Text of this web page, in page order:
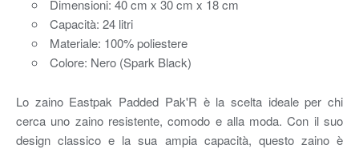
Dimensioni: 40 cm x 30 cm x 18 cm
Capacità: 24 litri
Materiale: 100% poliestere
Colore: Nero (Spark Black)
Lo zaino Eastpak Padded Pak'R è la scelta ideale per chi
cerca uno zaino resistente, comodo e alla moda. Con il suo
design classico e la sua ampia capacità, questo zaino è